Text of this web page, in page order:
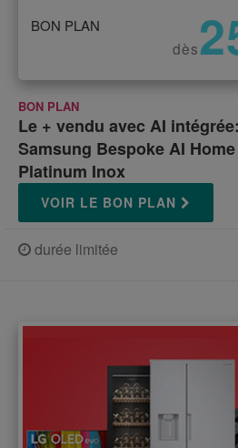
BON PLAN
dès
BON PLAN
Le + vendu avec AI
Samsung Bespoke AI
Platinum Inox
VOIR LE BON PLAN
durée limitée